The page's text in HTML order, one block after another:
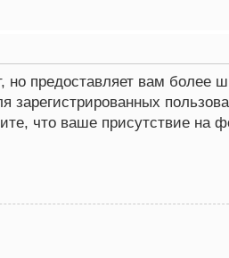
но предоставляет вам более
зарегистрированных
что ваше присутствие на